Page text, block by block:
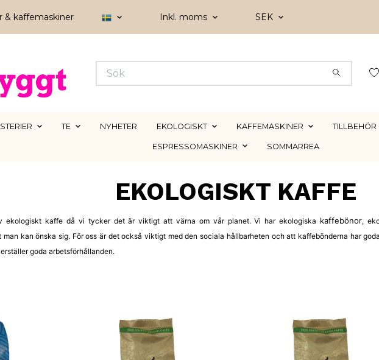
& kaffemaskiner Inkl. moms SEK
TE NYHETER EKOLOGISKT KAFFEMASKINER TILLBEHÖR
ESPRESSOMASKINER SOMMARREA
EKOLOGISKT KAFFE
ekologiskt kaffe då vi tycker det är viktigt att värna om vår planet. Vi har ekologiska kaffebönor,
man kan önska sig. För oss är det också viktigt med den sociala hållbarheten och att kaffebönderna har
goda arbetsförhållanden.